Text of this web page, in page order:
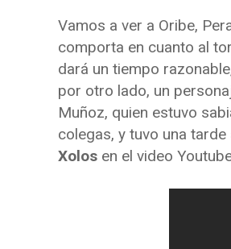
Vamos a ver a Oribe,
comporta en cuanto al
dará un tiempo
por otro lado, un
Muñoz, quien estuvo
colegas, y tuvo una
Xolos en el video